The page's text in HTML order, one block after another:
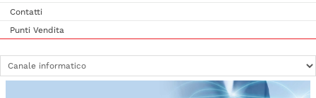
Contatti
Punti Vendita